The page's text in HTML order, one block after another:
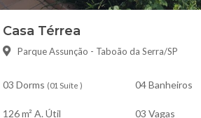
Casa Térrea
Parque Assunção - Taboão da Serra/SP
03 Dorms (01 Suíte ) 04 Banheiros
126 m² A. Útil 03 Vagas